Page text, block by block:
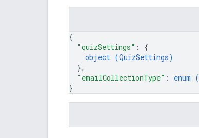
{
"quizSettings" : {
object (QuizSettings)
},
"emailCollectionType" : enum (
}